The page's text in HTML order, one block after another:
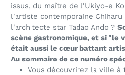
issus, du maître de l'Ukiyo-e
l'artiste contemporaine Chiharu
l'architecte star Tadao Ando ?
scène gastronomique, et si "le
était aussi le cœur battant
Au sommaire de ce numéro
Vous découvrirez la ville à